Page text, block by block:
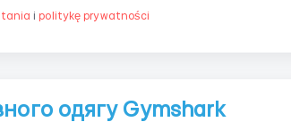
i politykę prywatności
одягу Gymshark